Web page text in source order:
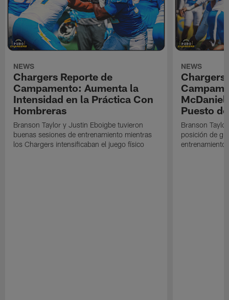
NEWS
Chargers Reporte de
Campamento: Aumenta la
Intensidad en la Práctica Con
Hombreras
Branson Taylor y Justin Eboigbe tuvieron
buenas sesiones de entrenamiento mientras
los Chargers intensificaban el juego físico
NEWS
Chargers
Puesto
Branson
posición de
entrenamiento